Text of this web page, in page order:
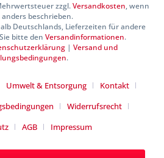
zzgl.Versandkosten, wenn
beschrieben.
Deutschlands, Lieferzeiten für andere
bitte den Versandinformationen.
| Versand und
.
Umwelt & Entsorgung
Kontakt
Widerrufsrecht
AGB Impressum